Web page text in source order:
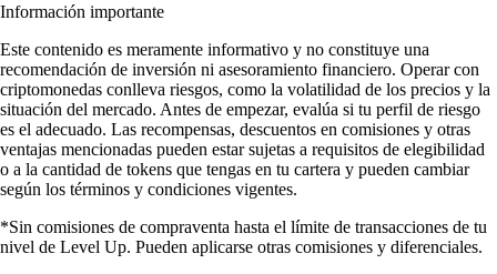
Información importante
Este contenido es meramente informativo y no constituye una
recomendación de inversión ni asesoramiento financiero. Operar con
criptomonedas conlleva riesgos, como la volatilidad de los precios y la
situación del mercado. Antes de empezar, evalúa si tu perfil de riesgo
es el adecuado. Las recompensas, descuentos en comisiones y otras
ventajas mencionadas pueden estar sujetas a requisitos de elegibilidad
o a la cantidad de tokens que tengas en tu cartera y pueden cambiar
según los términos y condiciones vigentes.
*Sin comisiones de compraventa hasta el límite de transacciones de tu
nivel de Level Up. Pueden aplicarse otras comisiones y diferenciales.